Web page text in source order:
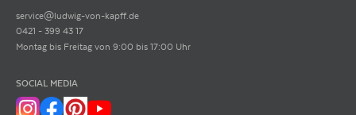
service@ludwig-von-kapff.de
0421 - 399 43 17
Montag bis Freitag von 9:00 bis 17:00 Uhr
SOCIAL MEDIA